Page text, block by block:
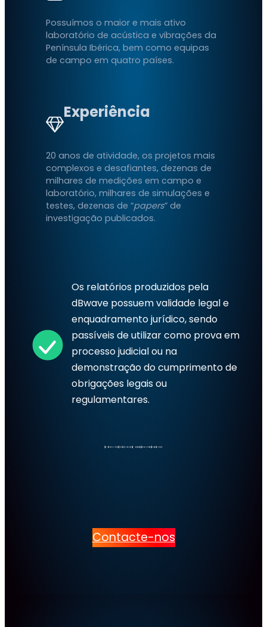
Possuímos o maior e mais ativo
laboratório de acústica e vibrações da
Península Ibérica, bem como equipas
de campo em quatro países.
Experiência
20 anos de atividade, os projetos mais
complexos e desafiantes, dezenas de
milhares de medições em campo e
laboratório, milhares de simulações e
testes, dezenas de “papers” de
investigação publicados.
Os relatórios produzidos pela
dBwave possuem validade legal e
enquadramento jurídico, sendo
passíveis de utilizar como prova em
processo judicial ou na
demonstração do cumprimento de
obrigações legais ou
regulamentares.
Contacte-nos